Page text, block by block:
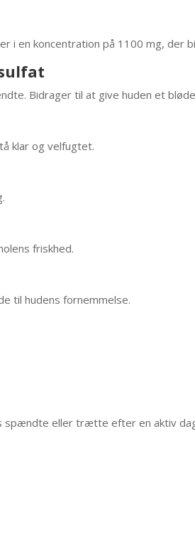
i en koncentration på 1100 mg, der
Bidrager til at give huden et
klar og velfugtet.
friskhed.
til hudens fornemmelse.
spændte eller trætte efter en aktiv